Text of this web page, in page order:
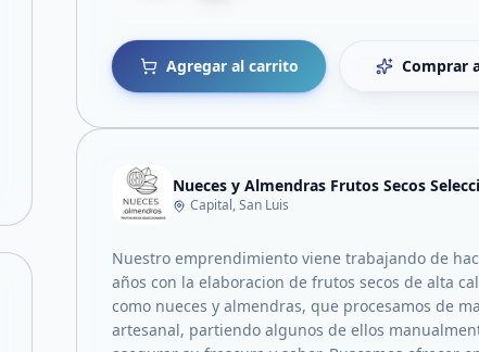
Agregar al carrito Comprar
Nueces y Almendras Frutos Secos
Capital, San Luis
Nuestro emprendimiento viene trabajando de
años con la elaboracion de frutos secos de alta
como nueces y almendras, que procesamos de
artesanal, partiendo algunos de ellos